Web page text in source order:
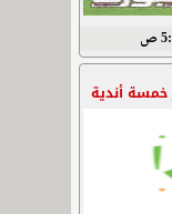
خمسة أندية